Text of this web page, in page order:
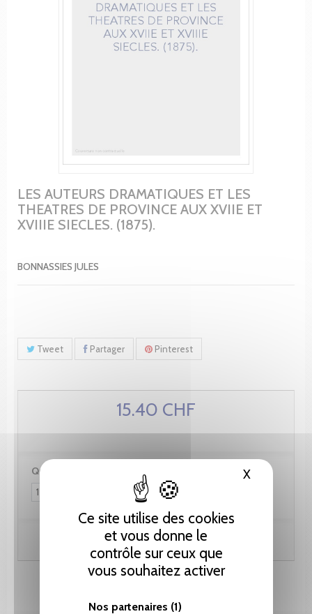
Ce site utilise des cookies
et vous donne le
contrôle sur ceux que
vous souhaitez activer
Nos partenaires (1)
XMasquer
LES AUTEURS DRAMATIQUES ET LES
THEATRES DE PROVINCE AUX XVIIE ET
XVIIIE SIECLES. (1875).
BONNASSIES JULES
Tweet Partager Pinterest
15.40 CHF
Quantité :
Ajouter au panier